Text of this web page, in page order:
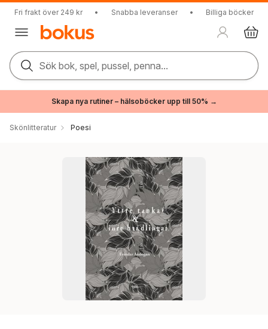
Fri frakt över 249 kr • Snabba leveranser • Billiga böcker
Sök bok, spel, pussel, penna...
Skapa nya rutiner – hälsoböcker upp till 50% →
Skönlitteratur Poesi